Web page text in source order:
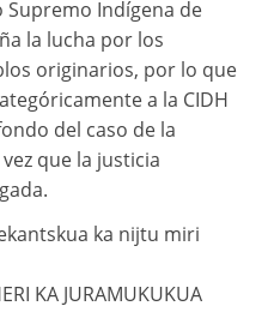
Supremo Indígena de
la lucha por los
originarios, por lo que
a la CIDH
del caso de la
que la justicia
ka nijtu miri
KA JURAMUKUKUA